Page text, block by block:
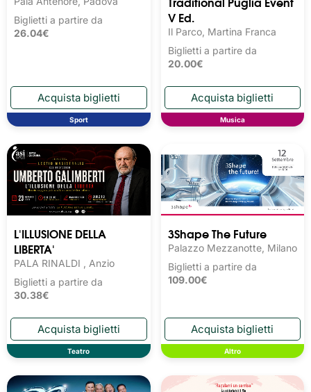
Biglietti a partire da
26.04€
Sport
V Ed.
Il Parco, Martina Franca
Biglietti a partire da
20.00€
Musica
L'ILLUSIONE DELLA
LIBERTA'
PALA RINALDI , Anzio
Biglietti a partire da
30.38€
Teatro
3Shape The Future
Palazzo Mezzanotte, Milano
Biglietti a partire da
109.00€
Altro